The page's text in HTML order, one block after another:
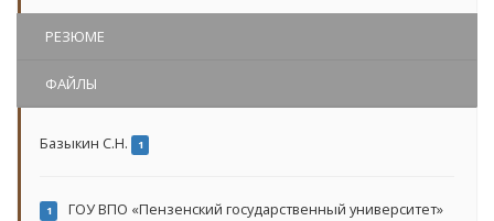
РЕЗЮМЕ
ФАЙЛЫ
Базыкин С.Н. 1
1 ГОУ ВПО «Пензенский государственный университет»